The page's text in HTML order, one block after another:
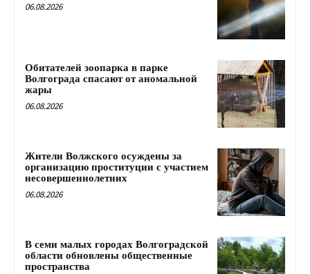
06.08.2026
Обитателей зоопарка в парке
Волгограда спасают от аномальной
жары
06.08.2026
Жители Волжского осуждены за
организацию проституции с участием
несовершеннолетних
06.08.2026
В семи малых городах Волгоградской
области обновлены общественные
пространства